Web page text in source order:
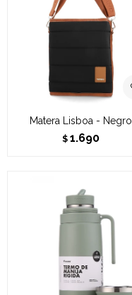
Matera Lisboa - Negro
$ 1.690